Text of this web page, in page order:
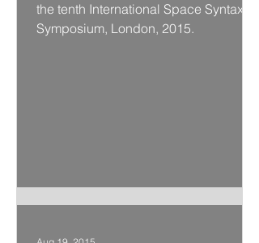
the tenth International Space Syntax
Symposium, London, 2015.